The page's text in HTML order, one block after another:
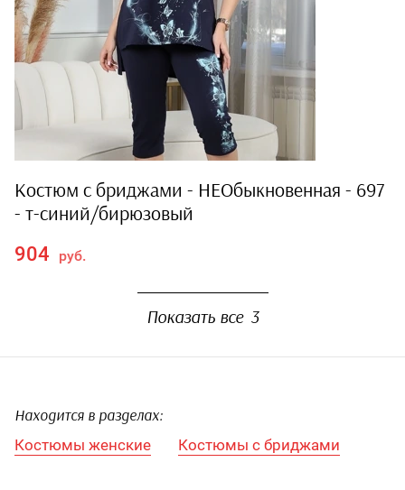
Костюм с бриджами - НЕОбыкновенная - 697
- т-синий/бирюзовый
904 руб.
Показать все 3
Находится в разделах:
Костюмы женские Костюмы с бриджами